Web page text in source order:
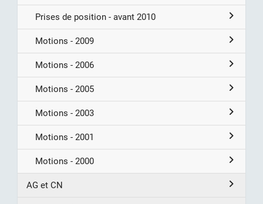
Prises de position - avant 2010
Motions - 2009
Motions - 2006
Motions - 2005
Motions - 2003
Motions - 2001
Motions - 2000
AG et CN